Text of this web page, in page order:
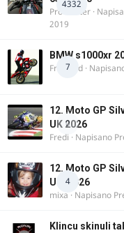
4332
ProMaster ·
2019
7
BMW s1000xr
FreeBird ·
0
12. Moto GP
UK 2026
Fredi · Napisano
4
12. Moto GP
UK, 2026
mixa · Napisano
Klincu skinuli